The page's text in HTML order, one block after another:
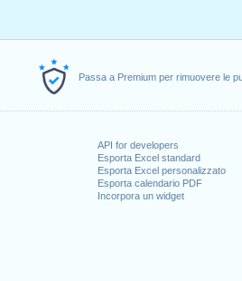
Passa a Premium per rimuovere le
API for developers
Esporta Excel standard
Esporta Excel personalizzato
Esporta calendario PDF
Incorpora un widget